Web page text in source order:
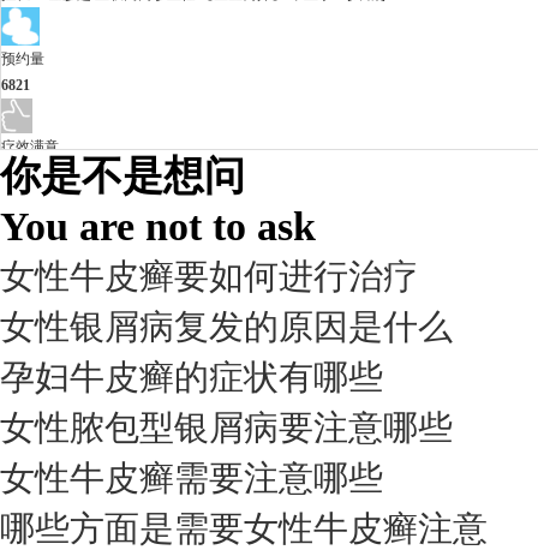
预约量
6821
疗效满意
98%
我要咨询我要预约
擅长： 杨成平 互联网门诊主任【医生简介】 毕业于长江...[详情]
你是不是想问
You are not to ask
女性牛皮癣要如何进行治疗
女性银屑病复发的原因是什么
孕妇牛皮癣的症状有哪些
女性脓包型银屑病要注意哪些
女性牛皮癣需要注意哪些
哪些方面是需要女性牛皮癣注意